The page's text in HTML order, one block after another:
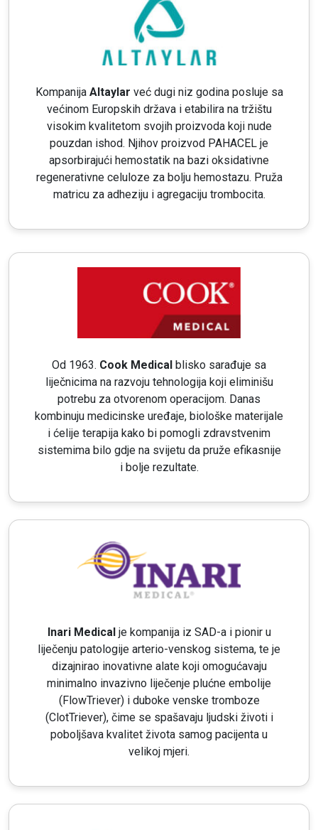
Kompanija Altaylar već dugi niz godina posluje sa
većinom Europskih država i etabilira na tržištu
visokim kvalitetom svojih proizvoda koji nude
pouzdan ishod. Njihov proizvod PAHACEL je
apsorbirajući hemostatik na bazi oksidativne
regenerativne celuloze za bolju hemostazu. Pruža
matricu za adheziju i agregaciju trombocita.
Od 1963. Cook Medical blisko sarađuje sa
liječnicima na razvoju tehnologija koji eliminišu
potrebu za otvorenom operacijom. Danas
kombinuju medicinske uređaje, biološke materijale
i ćelije terapija kako bi pomogli zdravstvenim
sistemima bilo gdje na svijetu da pruže efikasnije
i bolje rezultate.
Inari Medicalje kompanija iz SAD-a i pionir u
liječenju patologije arterio-venskog sistema, te je
dizajnirao inovativne alate koji omogućavaju
minimalno invazivno liječenje plućne embolije
(FlowTriever) i duboke venske tromboze
(ClotTriever), čime se spašavaju ljudski životi i
poboljšava kvalitet života samog pacijenta u
velikoj mjeri.